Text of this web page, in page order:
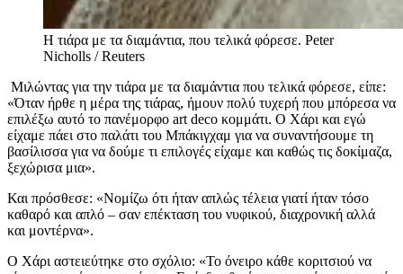
Η τιάρα με τα διαμάντια, που τελικά φόρεσε. Peter
Nicholls / Reuters
Μιλώντας για την τιάρα με τα διαμάντια που τελικά φόρεσε, είπε:
«Όταν ήρθε η μέρα της τιάρας, ήμουν πολύ τυχερή που μπόρεσα να
επιλέξω αυτό το πανέμορφο art deco κομμάτι. Ο Χάρι και εγώ
είχαμε πάει στο παλάτι του Μπάκιγχαμ για να συναντήσουμε τη
βασίλισσα για να δούμε τι επιλογές είχαμε και καθώς τις δοκίμαζα,
ξεχώρισα μια».
Και πρόσθεσε: «Νομίζω ότι ήταν απλώς τέλεια γιατί ήταν τόσο
καθαρό και απλό – σαν επέκταση του νυφικού, διαχρονική αλλά
και μοντέρνα».
Ο Χάρι αστειεύτηκε στο σχόλιο: «Το όνειρο κάθε κοριτσιού να